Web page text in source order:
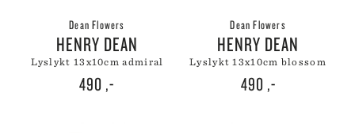
Dean Flowers
HENRY DEAN
lyslykt 13x10cm admiral
490 ,-
Dean Flowers
HENRY DEAN
lyslykt 13x10cm blossom
490 ,-